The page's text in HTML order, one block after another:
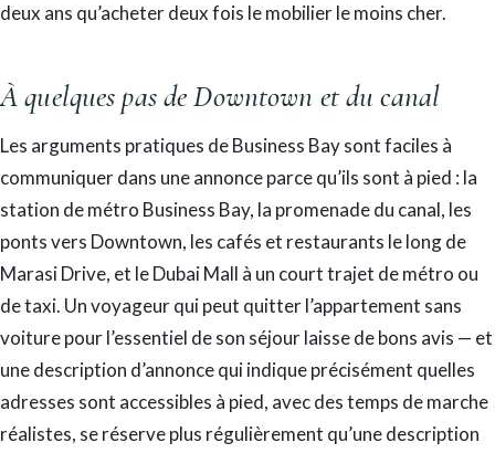
deux ans qu’acheter deux fois le mobilier le moins cher.
À quelques pas de Downtown et du canal
Les arguments pratiques de Business Bay sont faciles à
communiquer dans une annonce parce qu’ils sont à pied : la
station de métro Business Bay, la promenade du canal, les
ponts vers Downtown, les cafés et restaurants le long de
Marasi Drive, et le Dubai Mall à un court trajet de métro ou
de taxi. Un voyageur qui peut quitter l’appartement sans
voiture pour l’essentiel de son séjour laisse de bons avis — et
une description d’annonce qui indique précisément quelles
adresses sont accessibles à pied, avec des temps de marche
réalistes, se réserve plus régulièrement qu’une description